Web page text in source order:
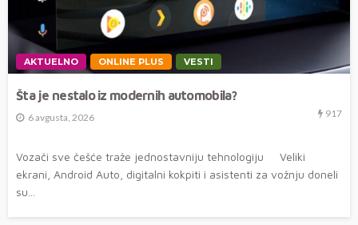
AKTUELNO ONLINE PLUS VESTI
Šta je nestalo iz modernih automobila?
6 avgusta, 2026 917
Vozači sve češće traže jednostavniju tehnologiju Veliki
ekrani, Android Auto, digitalni kokpiti i asistenti za vožnju doneli
su...